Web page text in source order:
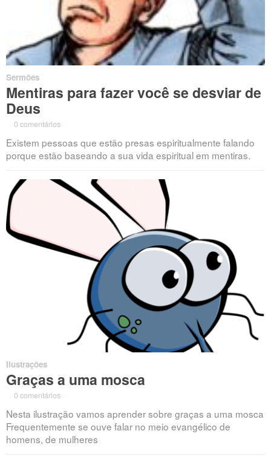
Sermões
Mentiras para fazer você se desviar de
Deus
0 comentários
Existem pessoas que estão presas espiritualmente falando
porque estão baseando a sua vida espiritual em mentiras.
Ilustrações
Graças a uma mosca
0 comentários
Nesta ilustração vamos aprender sobre graças a uma mosca
Frequentemente se ouve falar no meio evangélico de
homens, de mulheres